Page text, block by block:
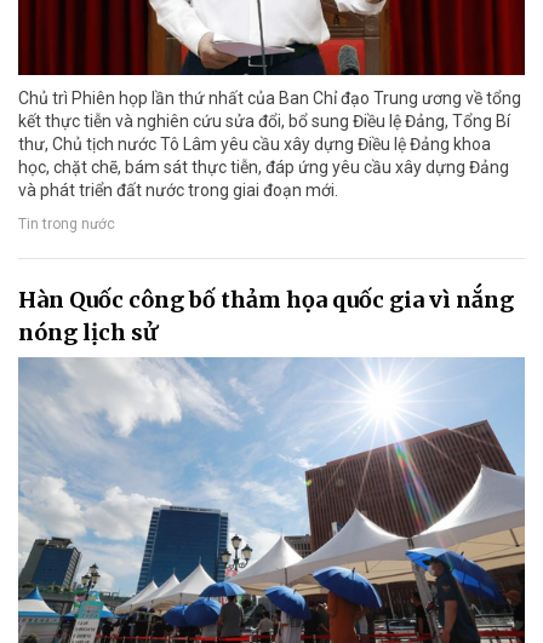
Chủ trì Phiên họp lần thứ nhất của Ban Chỉ đạo Trung ương về tổng
kết thực tiễn và nghiên cứu sửa đổi, bổ sung Điều lệ Đảng, Tổng Bí
thư, Chủ tịch nước Tô Lâm yêu cầu xây dựng Điều lệ Đảng khoa
học, chặt chẽ, bám sát thực tiễn, đáp ứng yêu cầu xây dựng Đảng
và phát triển đất nước trong giai đoạn mới.
Tin trong nước
Hàn Quốc công bố thảm họa quốc gia vì nắng
nóng lịch sử